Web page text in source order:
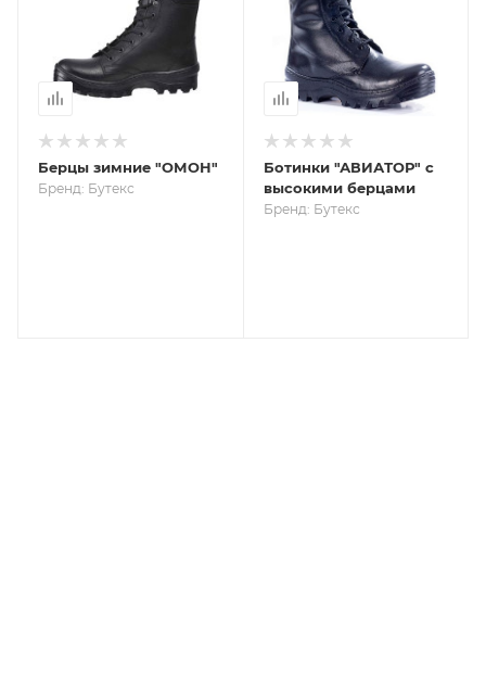
Берцы зимние "ОМОН"
Бренд: Бутекс
Ботинки "АВИАТОР" с
высокими берцами
Бренд: Бутекс